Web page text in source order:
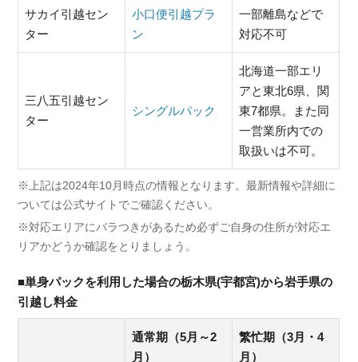
サカイ引越セン
ター
小口便引越プラ
ン
一部離島などで
対応不可
三八五引越セン
ター
シングルパック
北海道一部エリ
アと東北6県、関
東7都県。また同
一営業所内での
取扱いは不可。
※上記は2024年10月時点の情報となります。最新情報や詳細に
ついては公式サイトでご確認ください。
※対応エリアにバラつきがあるため必ずご自身の住所が対応エ
リアかどうか確認をとりましょう。
■単身パックを利用した場合の栃木県(宇都宮)から岩手県の
引越し料金
通常期（5月～2
月）
繁忙期（3月・4
月）